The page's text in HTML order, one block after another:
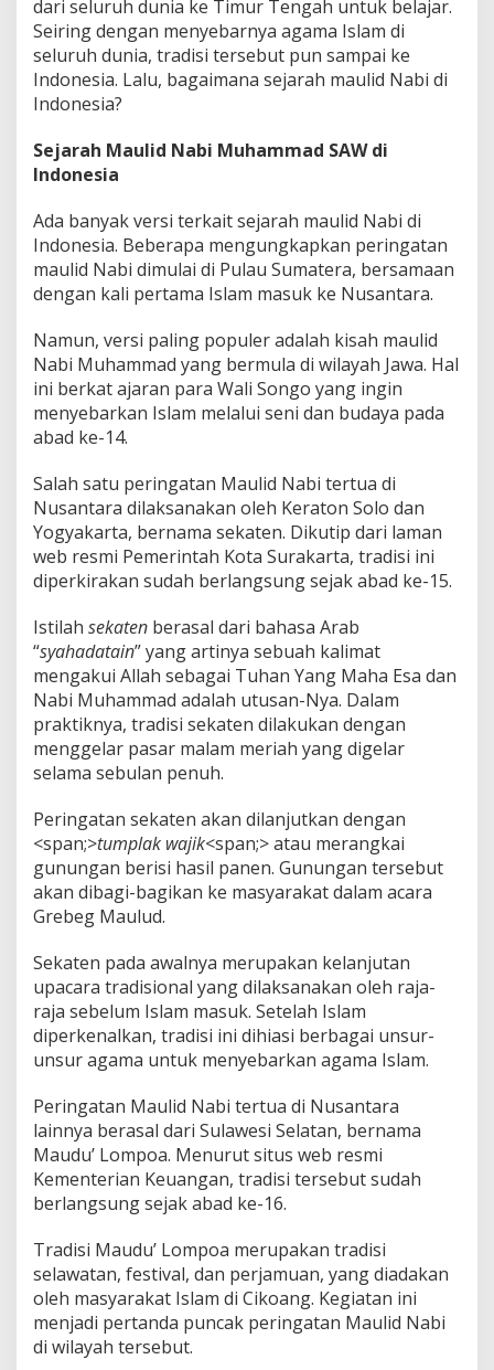
dari seluruh dunia ke Timur Tengah untuk belajar.
Seiring dengan menyebarnya agama Islam di
seluruh dunia, tradisi tersebut pun sampai ke
Indonesia. Lalu, bagaimana sejarah maulid Nabi di
Indonesia?
Sejarah Maulid Nabi Muhammad SAW di
Indonesia
Ada banyak versi terkait sejarah maulid Nabi di
Indonesia. Beberapa mengungkapkan peringatan
maulid Nabi dimulai di Pulau Sumatera, bersamaan
dengan kali pertama Islam masuk ke Nusantara.
Namun, versi paling populer adalah kisah maulid
Nabi Muhammad yang bermula di wilayah Jawa. Hal
ini berkat ajaran para Wali Songo yang ingin
menyebarkan Islam melalui seni dan budaya pada
abad ke-14.
Salah satu peringatan Maulid Nabi tertua di
Nusantara dilaksanakan oleh Keraton Solo dan
Yogyakarta, bernama sekaten. Dikutip dari laman
web resmi Pemerintah Kota Surakarta, tradisi ini
diperkirakan sudah berlangsung sejak abad ke-15.
Istilah sekaten berasal dari bahasa Arab
“syahadatain” yang artinya sebuah kalimat
mengakui Allah sebagai Tuhan Yang Maha Esa dan
Nabi Muhammad adalah utusan-Nya. Dalam
praktiknya, tradisi sekaten dilakukan dengan
menggelar pasar malam meriah yang digelar
selama sebulan penuh.
Peringatan sekaten akan dilanjutkan dengan
<span;>tumplak wajik<span;> atau merangkai
gunungan berisi hasil panen. Gunungan tersebut
akan dibagi-bagikan ke masyarakat dalam acara
Grebeg Maulud.
Sekaten pada awalnya merupakan kelanjutan
upacara tradisional yang dilaksanakan oleh raja-
raja sebelum Islam masuk. Setelah Islam
diperkenalkan, tradisi ini dihiasi berbagai unsur-
unsur agama untuk menyebarkan agama Islam.
Peringatan Maulid Nabi tertua di Nusantara
lainnya berasal dari Sulawesi Selatan, bernama
Maudu’ Lompoa. Menurut situs web resmi
Kementerian Keuangan, tradisi tersebut sudah
berlangsung sejak abad ke-16.
Tradisi Maudu’ Lompoa merupakan tradisi
selawatan, festival, dan perjamuan, yang diadakan
oleh masyarakat Islam di Cikoang. Kegiatan ini
menjadi pertanda puncak peringatan Maulid Nabi
di wilayah tersebut.